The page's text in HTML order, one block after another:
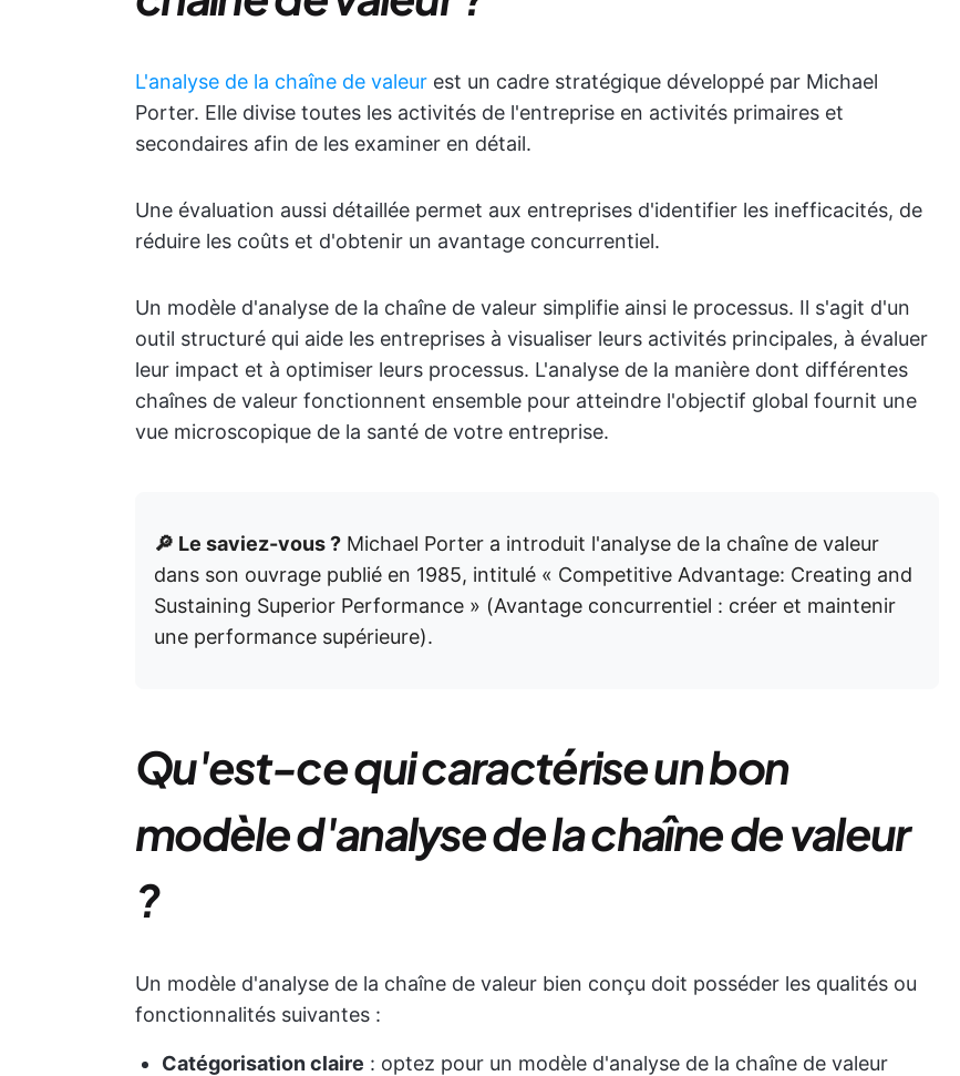
L'analyse de la chaîne de valeur est un cadre stratégique développé par Michael
Porter. Elle divise toutes les activités de l'entreprise en activités primaires et
secondaires afin de les examiner en détail.
Une évaluation aussi détaillée permet aux entreprises d'identifier les inefficacités, de
réduire les coûts et d'obtenir un avantage concurrentiel.
Un modèle d'analyse de la chaîne de valeur simplifie ainsi le processus. Il s'agit d'un
outil structuré qui aide les entreprises à visualiser leurs activités principales, à évaluer
leur impact et à optimiser leurs processus. L'analyse de la manière dont différentes
chaînes de valeur fonctionnent ensemble pour atteindre l'objectif global fournit une
vue microscopique de la santé de votre entreprise.
🔎 Le saviez-vous ? Michael Porter a introduit l'analyse de la chaîne de valeur
dans son ouvrage publié en 1985, intitulé « Competitive Advantage: Creating and
Sustaining Superior Performance » (Avantage concurrentiel : créer et maintenir
une performance supérieure).
Qu'est-ce qui caractérise un bon
modèle d'analyse de la chaîne de valeur
?
Un modèle d'analyse de la chaîne de valeur bien conçu doit posséder les qualités ou
fonctionnalités suivantes :
Catégorisation claire : optez pour un modèle d'analyse de la chaîne de valeur